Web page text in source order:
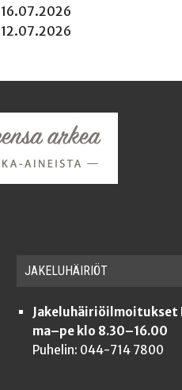
16.07.2026
12.07.2026
JAKE­LU­HÄI­RIÖT
Jakeluhäiriöilmoitukset
ma–pe klo 8.30–16.00
Puhelin: 044-714 7800